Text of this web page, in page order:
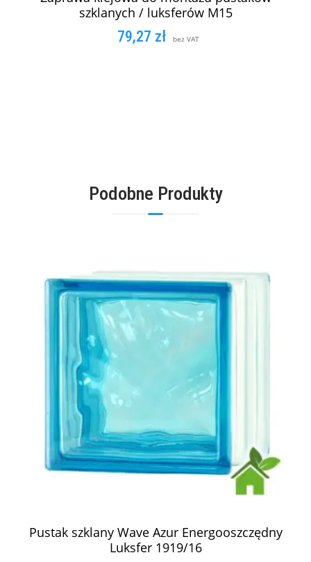
szklanych / luksferów M15
79,27 zł bez VAT
Podobne Produkty
Pustak szklany Wave Azur Energooszczędny
Luksfer 1919/16